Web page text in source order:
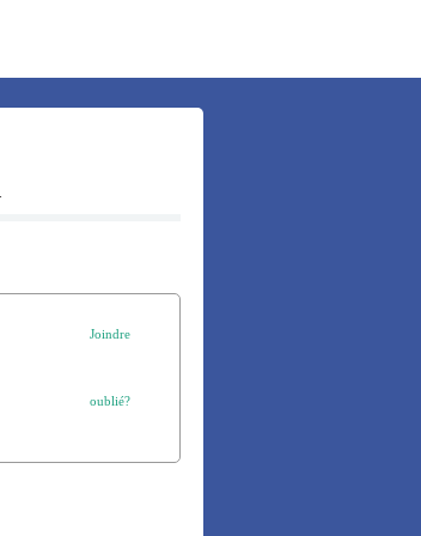
Joindre
oublié?